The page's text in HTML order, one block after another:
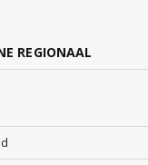
REGIONAAL